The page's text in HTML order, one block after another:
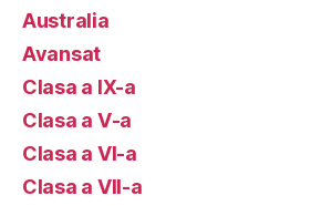
Australia
Avansat
Clasa a IX-a
Clasa a V-a
Clasa a VI-a
Clasa a VII-a